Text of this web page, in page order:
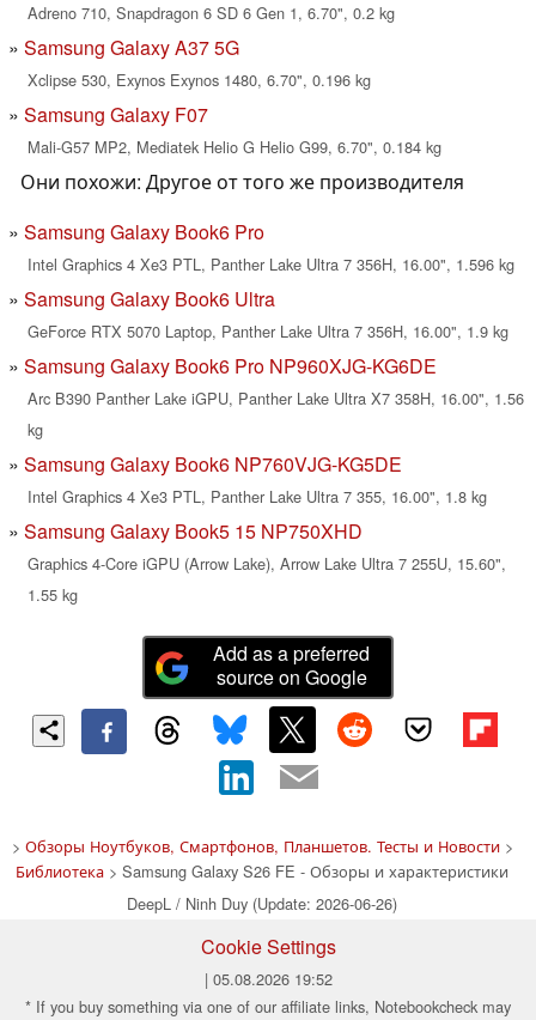
Adreno 710, Snapdragon 6 SD 6 Gen 1, 6.70", 0.2 kg
Samsung Galaxy A37 5G
Xclipse 530, Exynos Exynos 1480, 6.70", 0.196 kg
Samsung Galaxy F07
Mali-G57 MP2, Mediatek Helio G Helio G99, 6.70", 0.184 kg
Они похожи: Другое от того же производителя
Samsung Galaxy Book6 Pro
Intel Graphics 4 Xe3 PTL, Panther Lake Ultra 7 356H, 16.00", 1.596 kg
Samsung Galaxy Book6 Ultra
GeForce RTX 5070 Laptop, Panther Lake Ultra 7 356H, 16.00", 1.9 kg
Samsung Galaxy Book6 Pro NP960XJG-KG6DE
Arc B390 Panther Lake iGPU, Panther Lake Ultra X7 358H, 16.00", 1.56
kg
Samsung Galaxy Book6 NP760VJG-KG5DE
Intel Graphics 4 Xe3 PTL, Panther Lake Ultra 7 355, 16.00", 1.8 kg
Samsung Galaxy Book5 15 NP750XHD
Graphics 4-Core iGPU (Arrow Lake), Arrow Lake Ultra 7 255U, 15.60",
1.55 kg
Add as a preferred
source on Google
> Обзоры Ноутбуков, Смартфонов, Планшетов. Тесты и Новости>
Библиотека > Samsung Galaxy S26 FE - Обзоры и характеристики
DeepL / Ninh Duy (Update: 2026-06-26)
Cookie Settings
| 05.08.2026 19:52
* If you buy something via one of our affiliate links, Notebookcheck may